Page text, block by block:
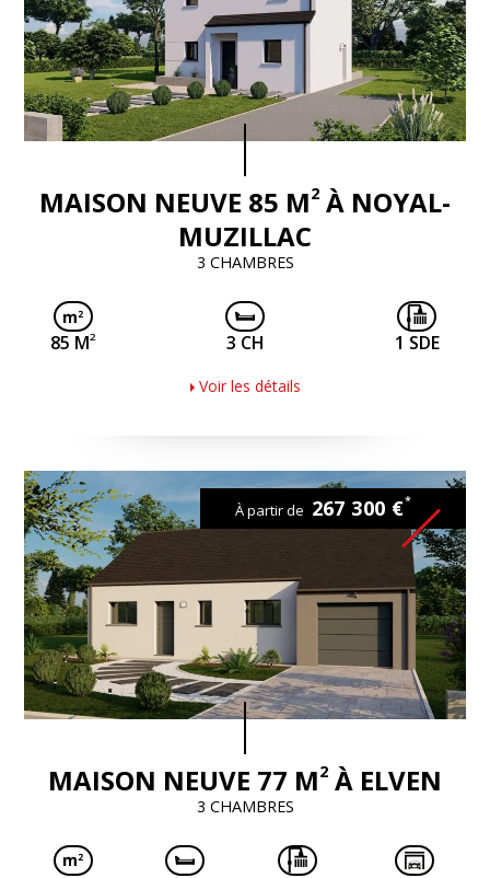
MAISON NEUVE 85 M2 À NOYAL-
MUZILLAC
3 CHAMBRES
85 M2 3 CH 1 SDE
Voir les détails
MAISON NEUVE 77 M2 À ELVEN
3 CHAMBRES
À partir de 267 300 €*